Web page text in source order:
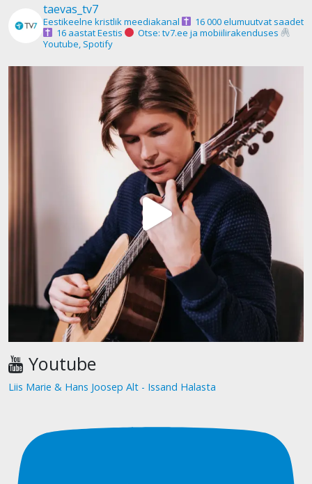
taevas_tv7
Eestikeelne kristlik meediakanal
16 000 elumuutvat saadet
16 aastat Eestis
Otse: tv7.ee ja mobiilirakenduses
Youtube, Spotify
Youtube
Liis Marie & Hans Joosep Alt - Issand Halasta